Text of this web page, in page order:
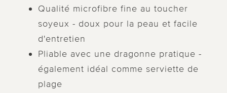
Qualité microfibre fine au toucher
soyeux - doux pour la peau et facile
d'entretien
Pliable avec une dragonne pratique -
également idéal comme serviette de
plage